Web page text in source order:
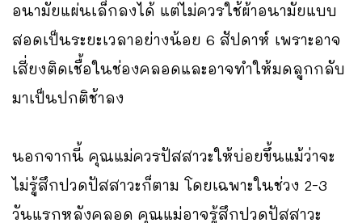
อนามัยแผ่นเล็กลงได้ แต่ไม่ควรใช้ผ้าอนามัยแบบ
สอดเป็นระยะเวลาอย่างน้อย 6 สัปดาห์ เพราะอาจ
เสี่ยงติดเชื้อในช่องคลอดและอาจทำให้มดลูกกลับ
มาเป็นปกติช้าลง
นอกจากนี้ คุณแม่ควรปัสสาวะให้บ่อยขึ้นแม้ว่าจะ
ไม่รู้สึกปวดปัสสาวะก็ตาม โดยเฉพาะในช่วง 2-3
วันแรกหลังคลอด คุณแม่อาจรู้สึกปวดปัสสาวะ